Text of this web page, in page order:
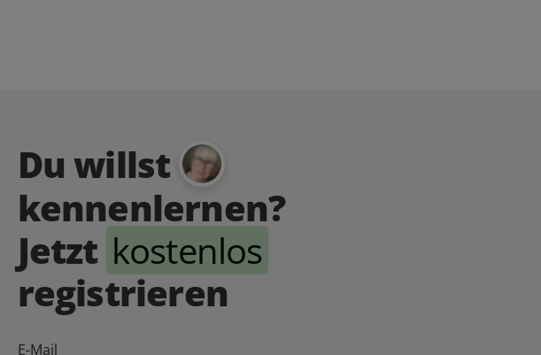
Du willst
kennenlernen?
Jetzt kostenlos
registrieren
E-Mail